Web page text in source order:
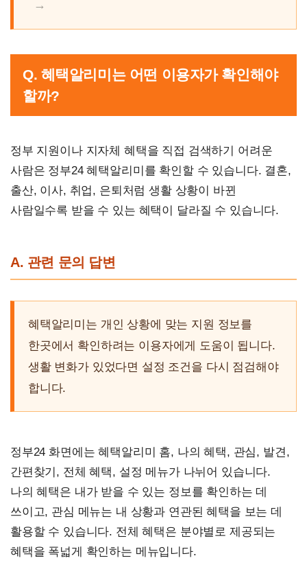
Q. 혜택알리미는 어떤 이용자가 확인해야
할까?
정부 지원이나 지자체 혜택을 직접 검색하기 어려운
사람은 정부24 혜택알리미를 확인할 수 있습니다. 결혼,
출산, 이사, 취업, 은퇴처럼 생활 상황이 바뀐
사람일수록 받을 수 있는 혜택이 달라질 수 있습니다.
A. 관련 문의 답변
혜택알리미는 개인 상황에 맞는 지원 정보를
한곳에서 확인하려는 이용자에게 도움이 됩니다.
생활 변화가 있었다면 설정 조건을 다시 점검해야
합니다.
정부24 화면에는 혜택알리미 홈, 나의 혜택, 관심, 발견,
간편찾기, 전체 혜택, 설정 메뉴가 나뉘어 있습니다.
나의 혜택은 내가 받을 수 있는 정보를 확인하는 데
쓰이고, 관심 메뉴는 내 상황과 연관된 혜택을 보는 데
활용할 수 있습니다. 전체 혜택은 분야별로 제공되는
혜택을 폭넓게 확인하는 메뉴입니다.